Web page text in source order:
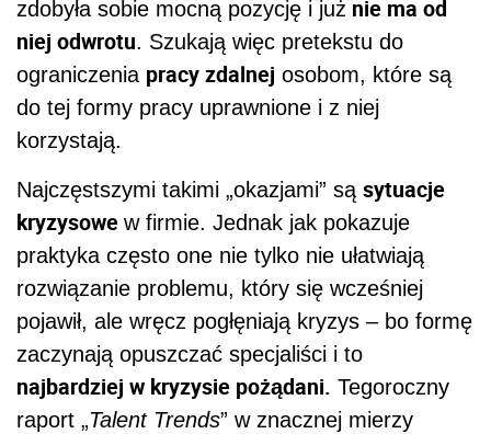
zdobyła sobie mocną pozycję i już nie ma od
niej odwrotu. Szukają więc pretekstu do
ograniczenia pracy zdalnej osobom, które są
do tej formy pracy uprawnione i z niej
korzystają.
Najczęstszymi takimi „okazjami” są sytuacje
kryzysowe w firmie. Jednak jak pokazuje
praktyka często one nie tylko nie ułatwiają
rozwiązanie problemu, który się wcześniej
pojawił, ale wręcz pogłęniają kryzys – bo formę
zaczynają opuszczać specjaliści i to
najbardziej w kryzysie pożądani. Tegoroczny
raport „Talent Trends” w znacznej mierzy